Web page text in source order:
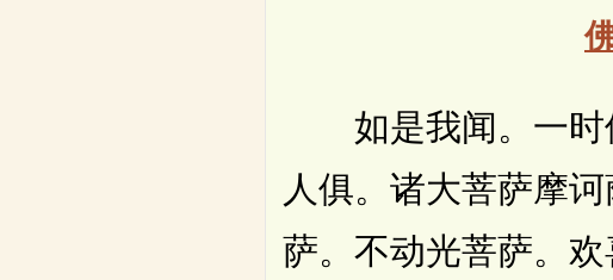
如是我闻。一时
人俱。诸大菩萨摩
萨。不动光菩萨。